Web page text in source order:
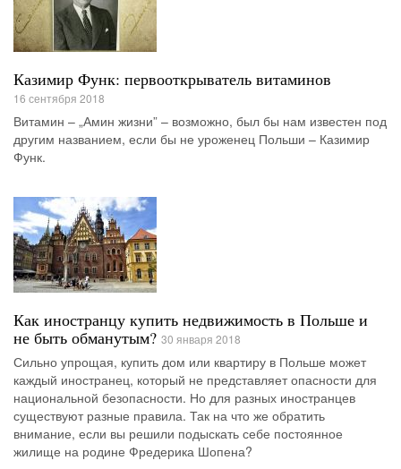
Казимир Функ: первооткрыватель витаминов
16 сентября 2018
Витамин – „Амин жизни” – возможно, был бы нам известен под
другим названием, если бы не уроженец Польши – Казимир
Функ.
Как иностранцу купить недвижимость в Польше и
не быть обманутым? 30 января 2018
Сильно упрощая, купить дом или квартиру в Польше может
каждый иностранец, который не представляет опасности для
национальной безопасности. Но для разных иностранцев
существуют разные правила. Так на что же обратить
внимание, если вы решили подыскать себе постоянное
жилище на родине Фредерика Шопена?